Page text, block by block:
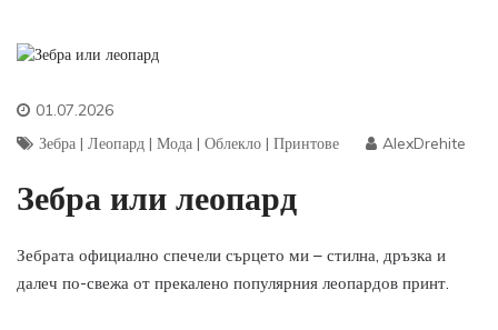
01.07.2026
Зебра | Леопард | Мода | Облекло | Принтове AlexDrehite
Зебра или леопард
Зебрата официално спечели сърцето ми – стилна, дръзка и
далеч по-свежа от прекалено популярния леопардов принт.